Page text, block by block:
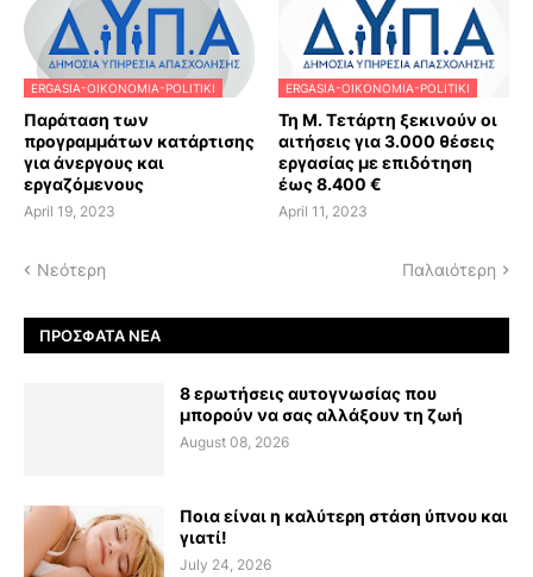
ERGASIA-OIKONOMIA-POLITIKI
Παράταση των
προγραμμάτων κατάρτισης
για άνεργους και
εργαζόμενους
April 19, 2023
ERGASIA-OIKONOMIA-POLITIKI
Τη Μ. Τετάρτη ξεκινούν οι
αιτήσεις για 3.000 θέσεις
εργασίας με επιδότηση
έως 8.400 €
April 11, 2023
Νεότερη Παλαιότερη
ΠΡΌΣΦΑΤΑ ΝΈΑ
8 ερωτήσεις αυτογνωσίας που
μπορούν να σας αλλάξουν τη ζωή
August 08, 2026
Ποια είναι η καλύτερη στάση ύπνου και
γιατί!
July 24, 2026